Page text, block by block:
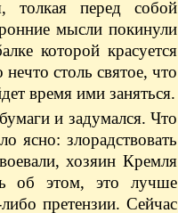
толкая перед собой
мысли покинули
которой красуется
столь святое, что
время ими заняться.
и задумался. Что
ясно: злорадствовать
хозяин Кремля
об этом, это лучше
претензии. Сейчас